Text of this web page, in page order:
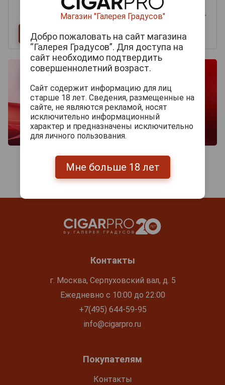
Контакты
г. Москва, Серпуховский вал, д. 5
Ежедневно с 10:00 до 22:00
+7(495) 644-59-95
info@cigarpro.ru
Покупателям
Контакты
Магазин "Галерея Градусов"
Добро пожаловать на сайт магазина
“Галерея Градусов”. Для доступа на
сайт необходимо подтвердить
совершеннолетний возраст.
Сайт содержит информацию для лиц
старше 18 лет. Сведения, размещенные на
сайте, не являются рекламой, носят
исключительно информационный
характер и предназначены исключительно
для личного пользования.
Мне больше 18 лет